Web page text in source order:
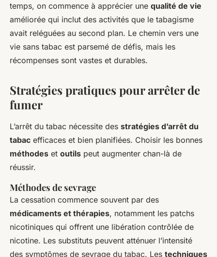
temps, on commence à apprécier une qualité de vie
améliorée qui inclut des activités que le tabagisme
avait reléguées au second plan. Le chemin vers une
vie sans tabac est parsemé de défis, mais les
récompenses sont vastes et durables.
Stratégies pratiques pour arrêter de
fumer
L’arrêt du tabac nécessite des stratégies d’arrêt du
tabac efficaces et bien planifiées. Choisir les bonnes
méthodes et outils peut augmenter chan-là de
réussir.
Méthodes de sevrage
La cessation commence souvent par des
médicaments et thérapies, notamment les patchs
nicotiniques qui offrent une libération contrôlée de
nicotine. Les substituts peuvent atténuer l’intensité
des symptômes de sevrage du tabac. Les techniques